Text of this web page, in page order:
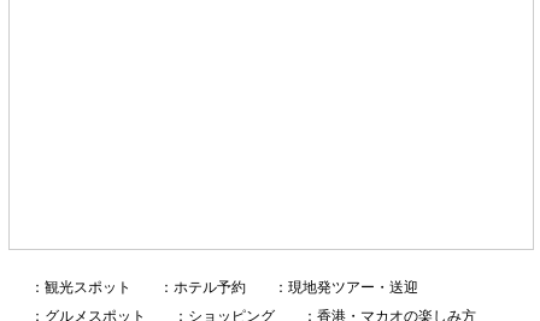
：観光スポット ：ホテル予約
：現地発ツアー・送迎
：グルメスポット
：ショッピング ：香港・マカオの楽しみ方